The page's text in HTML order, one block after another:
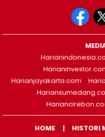
Harianjayakarta.com
HOME HISTORI